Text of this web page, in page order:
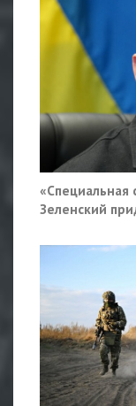
«Специальная
Зеленский